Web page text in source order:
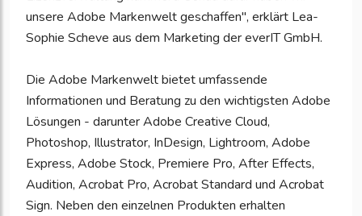
unsere Adobe Markenwelt geschaffen", erklärt Lea-
Sophie Scheve aus dem Marketing der everIT GmbH.
Die Adobe Markenwelt bietet umfassende
Informationen und Beratung zu den wichtigsten Adobe
Lösungen - darunter Adobe Creative Cloud,
Photoshop, Illustrator, InDesign, Lightroom, Adobe
Express, Adobe Stock, Premiere Pro, After Effects,
Audition, Acrobat Pro, Acrobat Standard und Acrobat
Sign. Neben den einzelnen Produkten erhalten